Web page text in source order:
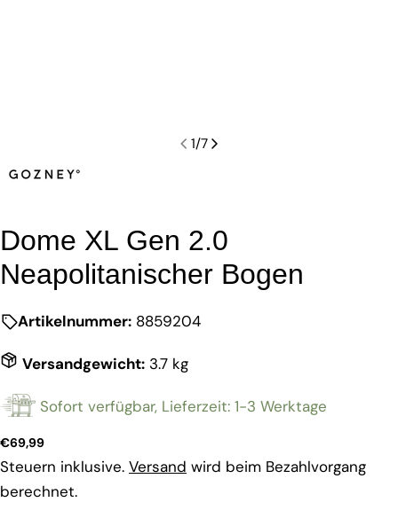
1/7
Dome XL Gen 2.0
Neapolitanischer Bogen
Artikelnummer: 8859204
Versandgewicht: 3.7 kg
Sofort verfügbar, Lieferzeit: 1-3 Werktage
Regulärer
Preis
€69,99
Steuern inklusive. Versand wird beim Bezahlvorgang
berechnet.Teilen Sie dieses Produkt
Stelle eine Frage
Ihr
E-
Mail
Dein